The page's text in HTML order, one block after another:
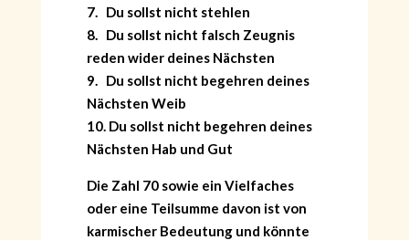
7. Du sollst nicht stehlen
8. Du sollst nicht falsch Zeugnis
reden wider deines Nächsten
9. Du sollst nicht begehren deines
Nächsten Weib
10. Du sollst nicht begehren deines
Nächsten Hab und Gut
Die Zahl 70 sowie ein Vielfaches
oder eine Teilsumme davon ist von
karmischer Bedeutung und könnte